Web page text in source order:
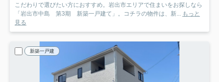
こだわりで選びたい方におすすめ。岩出市エリアで住まいをお探しなら
「岩出市中島 第3期 新築一戸建て」。コチラの物件は、新... もっと
見る
新築一戸建